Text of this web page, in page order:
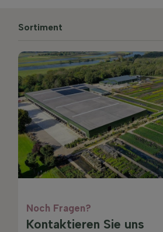
Sortiment
Noch Fragen?
Kontaktieren Sie uns